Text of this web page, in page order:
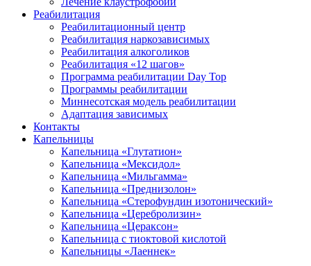
Реабилитация
Реабилитационный центр
Реабилитация наркозависимых
Реабилитация алкоголиков
Реабилитация «12 шагов»
Программа реабилитации Day Top
Программы реабилитации
Миннесотская модель реабилитации
Адаптация зависимых
Контакты
Капельницы
Капельница «Глутатион»
Капельница «Мексидол»
Капельница «Мильгамма»
Капельница «Преднизолон»
Капельница «Стерофундин изотонический»
Капельница «Церебролизин»
Капельница «Цераксон»
Капельница с тиоктовой кислотой
Капельницы «Лаеннек»